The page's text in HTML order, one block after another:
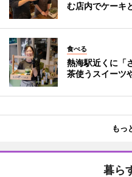
む店内でケーキ
食べる
熱海駅近くに「
茶使うスイーツ
もっ
暮ら